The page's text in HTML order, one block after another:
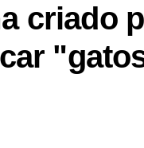
criado